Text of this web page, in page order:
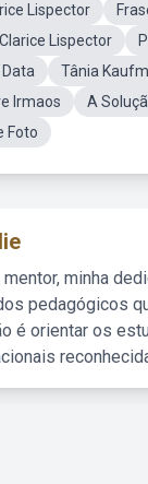
Lispector
Lispector
Tânia
Irmaos
A
Foto
mentor, minha
pedagógicos
é orientar os